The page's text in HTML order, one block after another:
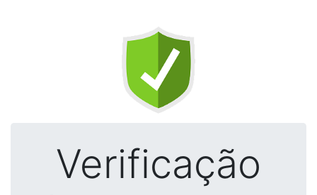
Verificação